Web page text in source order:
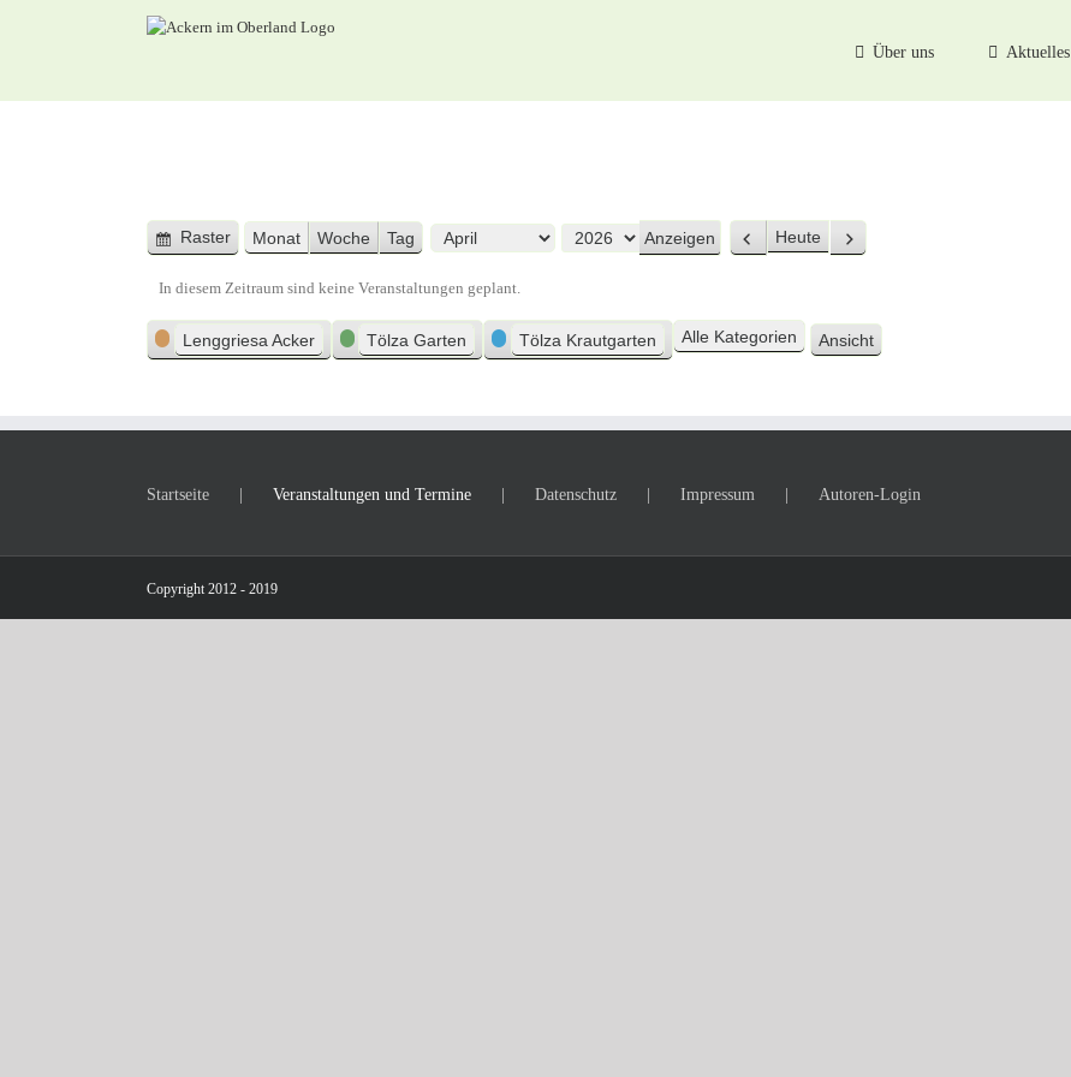
Über uns Aktuelles
Anzeigen
Raster Monat Woche Tag
Monat
Jahr Zurück
Heute Weiter
In diesem Zeitraum sind keine Veranstaltungen geplant.
Kategorien
Lenggriesa Acker Tölza Garten Tölza Krautgarten Alle Kategorien Ansicht
Startseite Veranstaltungen und Termine Datenschutz Impressum Autoren-Login
Copyright 2012 - 2019